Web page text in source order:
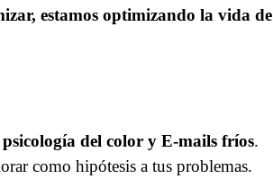
estamos optimizando la vida de
del color y E-mails fríos.
como hipótesis a tus problemas.